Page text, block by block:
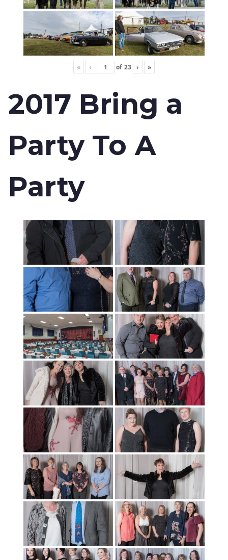
« ‹ of 23 › »
2017 Bring a
Party To A
Party